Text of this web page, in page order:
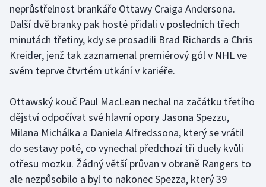
Rychlobruslení
Rychlostní kanoistika
Short track
Sportovní střelba
Stolní tenis
Triatlon
neprůstřelnost brankáře Ottawy Craiga Andersona.
Další dvě branky pak hosté přidali v posledních třech
minutách třetiny, kdy se prosadili Brad Richards a Chris
Kreider, jenž tak zaznamenal premiérový gól v NHL ve
svém teprve čtvrtém utkání v kariéře.
Ottawský kouč Paul MacLean nechal na začátku třetího
dějství odpočívat své hlavní opory Jasona Spezzu,
Milana Michálka a Daniela Alfredssona, který se vrátil
do sestavy poté, co vynechal předchozí tři duely kvůli
otřesu mozku. Žádný větší průvan v obraně Rangers to
ale nezpůsobilo a byl to nakonec Spezza, který 39